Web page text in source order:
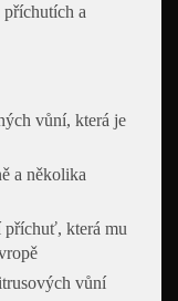
a
vůní, která je
a několika
příchuť, která mu
vůní